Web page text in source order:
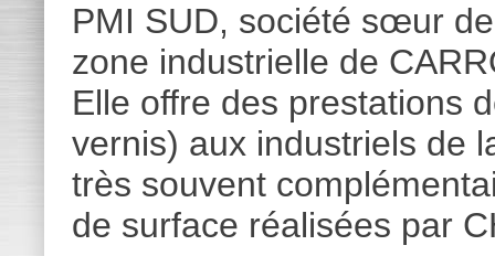
PMI SUD, société sœur
zone industrielle de
Elle offre des prestations
vernis) aux industriels de
très souvent
de surface réalisées par